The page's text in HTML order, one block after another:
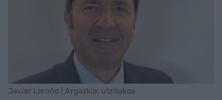
Javier Loroño | Argazkia: utzitakoa